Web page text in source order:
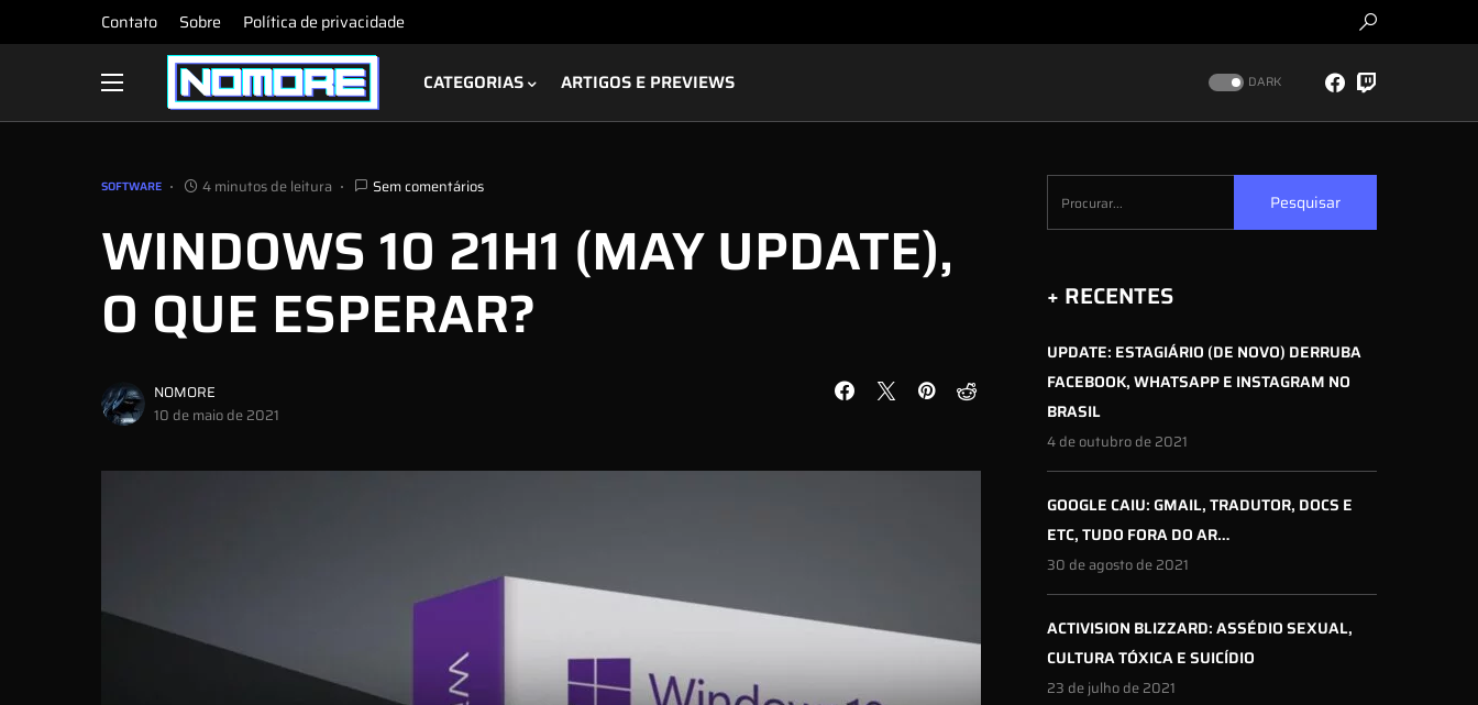
Contato Sobre Política de privacidade
CATEGORIAS ARTIGOS E PREVIEWS DARK
SOFTWARE 4 minutos de leitura Sem comentários
WINDOWS 10 21H1 (MAY UPDATE),
O QUE ESPERAR?
NOMORE
10 de maio de 2021
Pesquisar
+ RECENTES
UPDATE: ESTAGIÁRIO (DE NOVO) DERRUBA
FACEBOOK, WHATSAPP E INSTAGRAM NO
BRASIL
4 de outubro de 2021
GOOGLE CAIU: GMAIL, TRADUTOR, DOCS E
ETC, TUDO FORA DO AR…
30 de agosto de 2021
ACTIVISION BLIZZARD: ASSÉDIO SEXUAL,
CULTURA TÓXICA E SUICÍDIO
23 de julho de 2021